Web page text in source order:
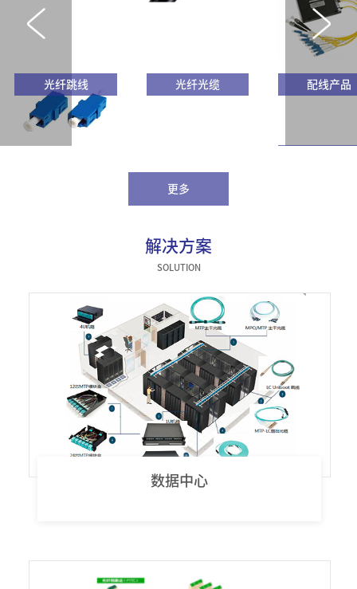
光纤跳线 光纤光缆 配线产品
更多
解决方案
SOLUTION
数据中心